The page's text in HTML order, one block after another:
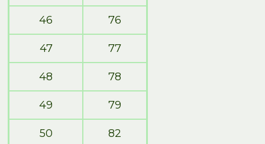
46 76
47 77
48 78
49 79
50 82